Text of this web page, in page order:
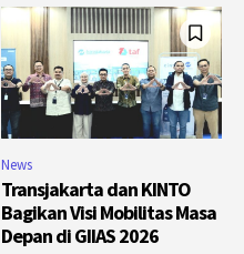
News
Transjakarta dan KINTO
Bagikan Visi Mobilitas Masa
Depan di GIIAS 2026